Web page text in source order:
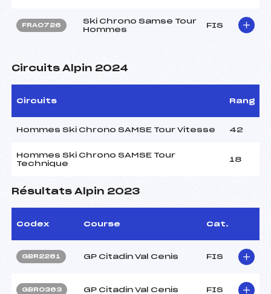
FRA0726
Ski Chrono Samse Tour
Hommes
FIS
Circuits Alpin 2024
Circuits Rang
Hommes Ski Chrono SAMSE Tour Vitesse 42
Hommes Ski Chrono SAMSE Tour
Technique
18
Résultats Alpin 2023
Codex Course Cat.
GBR2261 GP Citadin Val Cenis FIS
GBR0363 GP Citadin Val Cenis FIS